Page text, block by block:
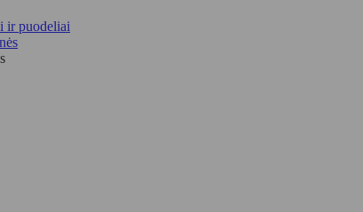
ir puodeliai